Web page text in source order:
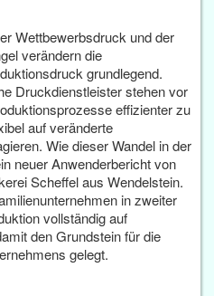
Wettbewerbsdruck und der
verändern die
grundlegend.
Druckdienstleister stehen vor
effizienter zu
auf veränderte
Wie dieser Wandel in der
neuer Anwenderbericht von
Scheffel aus Wendelstein.
in zweiter
vollständig auf
den Grundstein für die
gelegt.